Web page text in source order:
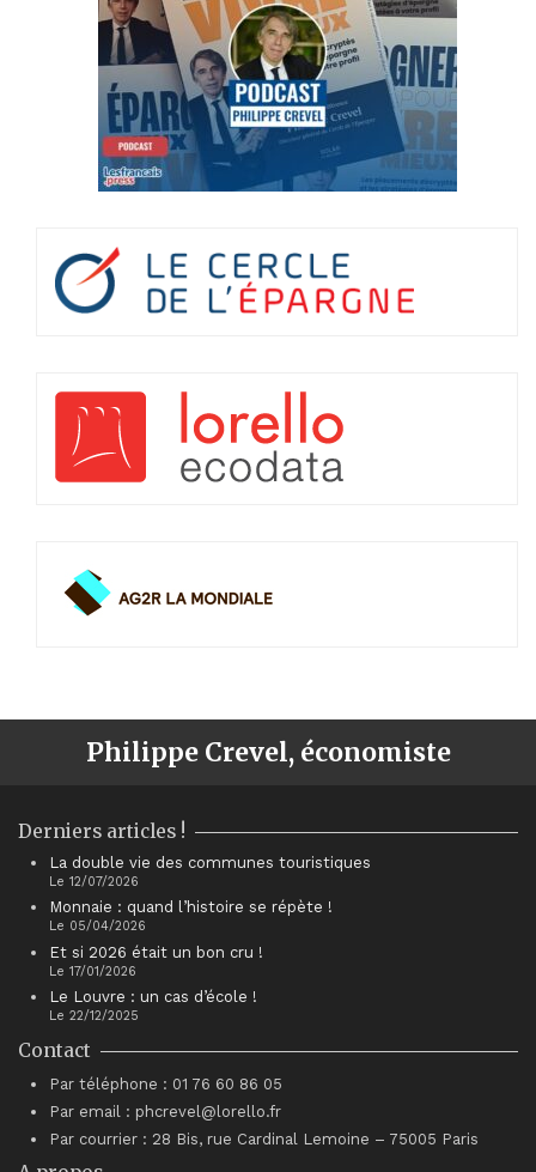
Philippe Crevel, économiste
Derniers articles !
La double vie des communes touristiques
Le 12/07/2026
Monnaie : quand l’histoire se répète !
Le 05/04/2026
Et si 2026 était un bon cru !
Le 17/01/2026
Le Louvre : un cas d’école !
Le 22/12/2025
Contact
Par téléphone : 01 76 60 86 05
Par email : phcrevel@lorello.fr
Par courrier : 28 Bis, rue Cardinal Lemoine – 75005 Paris